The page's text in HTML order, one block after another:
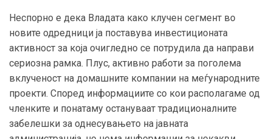
Неспорно е дека Владата како клучен сегмент во
новите одредници ја поставува инвестиционата
активност за која очигледно се потрудила да направи
сериозна рамка. Плус, активно работи за поголема
вклученост на домашните компании на меѓународните
проекти. Според информациите со кои располагаме од
членките и понатаму остануваат традиционалните
забелешки за однесувањето на јавната